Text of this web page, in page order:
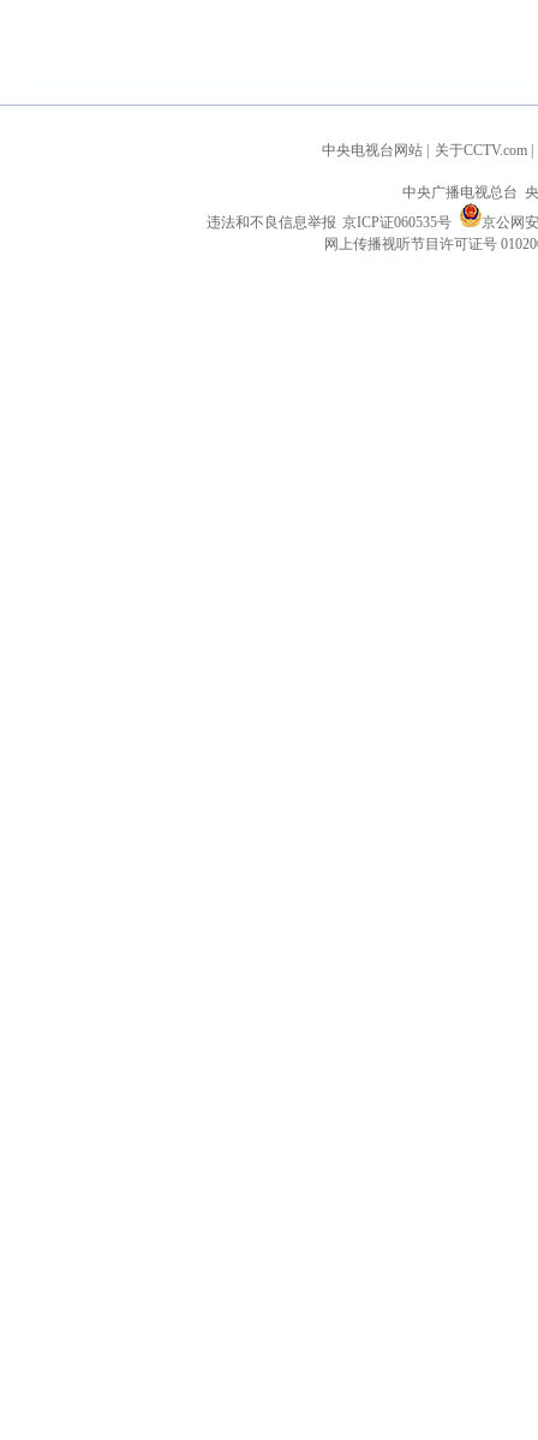
中央电视台网站 关于CCTV.com
中央广播电视总台
违法和不良信息举报 京ICP证060535号
京公网
网上传播视听节目许可证号